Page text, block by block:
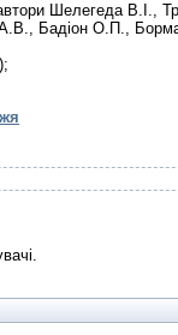
Шелегеда В.І.,
А.В., Бадіон О.П.,